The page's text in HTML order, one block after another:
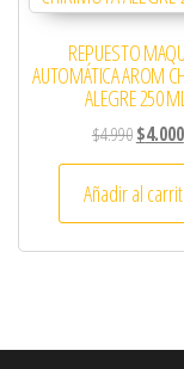
REPUESTO
AUTOMÁTICA AROM
ALEGRE 250
$4.990El
$4.000
Añadir al